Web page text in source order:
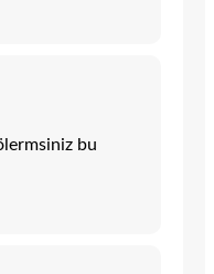
bu